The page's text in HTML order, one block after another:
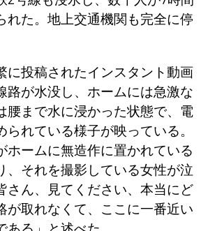
れた。地上交通機関も完全に停
投稿されたインスタント動画
路が水没し、ホームには急激な
腰まで水に浸かった状態で、電
れている様子が映っている。
ホームに無造作に置かれている
、それを撮影している女性が泣
さん、見てください、本当にど
が取れなくて、ここに一番近い